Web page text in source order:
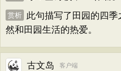
赏析
此句描写了田园的四
然和田园生活的热爱。
古文岛 客户端